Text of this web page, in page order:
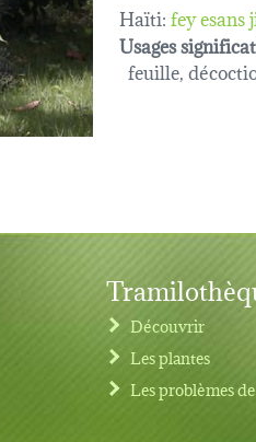
Haïti:fey esans
Usages
feuille,
Découvrir
Les plantes
Les problèmes